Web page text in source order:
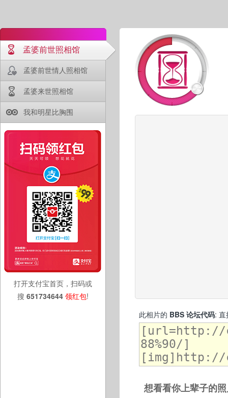
孟婆前世照相馆
孟婆前世情人照相馆
孟婆来世照相馆
我和明星比胸围
打开支付宝首页，扫码或
搜 651734644 领红包!
此相片的 BBS 论坛代码: 直
想看看你上辈子的